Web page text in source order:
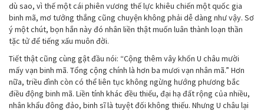
dù sao, vì thế một cái phiên vương thế lực khiêu chiến một quốc gia
binh mã, mơ tưởng thắng cũng chuyện không phải dễ dàng như vậy. Sơ
ý một chút, bọn hắn này đó nhân liền thật muốn luân thành loạn thần
tặc tử để tiếng xấu muôn đời.
Tiết thật cũng cùng gật đầu nói: “Cộng thêm vây khốn U châu mười
mấy vạn binh mã. Tổng cộng chính là hơn ba mươi vạn nhân mã.” Hơn
nữa, triều đình còn có thể liên tục không ngừng hướng phương bắc
điều động binh mã. Liền tính khác đều thiếu, đại hạ đất rộng của nhiều,
nhân khẩu đông đảo, binh sĩ là tuyệt đối không thiếu. Nhưng U châu lại